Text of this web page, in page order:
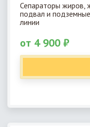
Сепараторы жиров,
подвал и
линии
от 4 900 ₽